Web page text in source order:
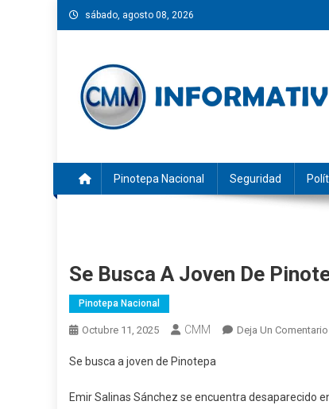
Saltar
al
sábado, agosto 08, 2026
Pinotepa Nacional Seguridad
Se Busca A Joven De
Pinotepa Nacional
Octubre 11, 2025 CMM Deja Un Comentario
Se busca a joven de Pinotepa
Emir Salinas Sánchez se encuentra desaparecido